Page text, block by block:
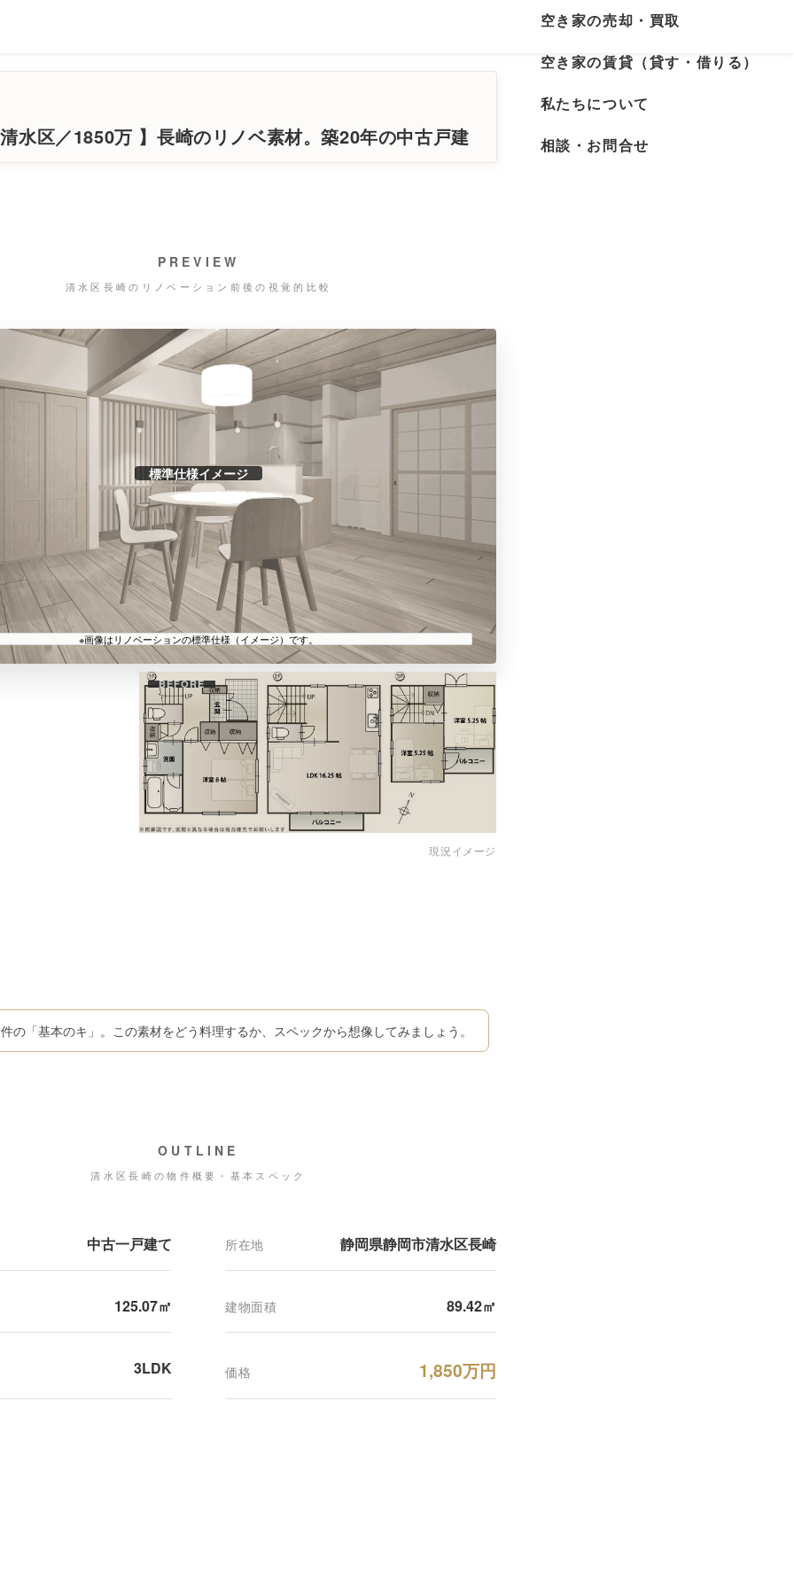
空き家の売却・買取
空き家の賃貸（貸す・借りる）
私たちについて
相談・お問合せ
水区／1850万 】長崎のリノベ素材。築20年の中古戸建
PREVIEW
清水区長崎のリノベーション前後の視覚的比較
完成予想パース
BEFORE
現況イメージ
の「基本のキ」。この素材をどう料理するか、スペックから想像してみましょう。
OUTLINE
清水区長崎の物件概要・基本スペック
中古一戸建て 所在地 静岡県静岡市清水区長崎
125.07㎡ 建物面積 89.42㎡
3LDK 価格 1,850万円